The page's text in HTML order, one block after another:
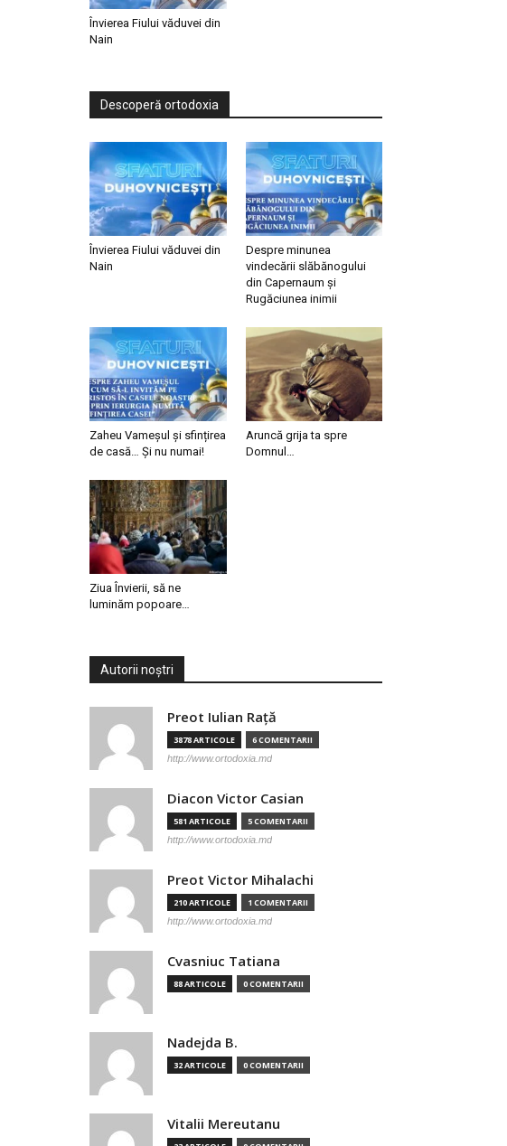
Învierea Fiului văduvei din
Nain
Descoperă ortodoxia
Învierea Fiului văduvei din
Nain
Despre minunea
vindecării slăbănogului
din Capernaum și
Rugăciunea inimii
Zaheu Vameșul și sfințirea
de casă… Și nu numai!
Aruncă grija ta spre
Domnul…
Ziua Învierii, să ne
luminăm popoare…
Autorii noștri
Preot Iulian Raţă
3878 ARTICOLE 6 COMENTARII
http://www.ortodoxia.md
Diacon Victor Casian
581 ARTICOLE 5 COMENTARII
http://www.ortodoxia.md
Preot Victor Mihalachi
210 ARTICOLE 1 COMENTARII
http://www.ortodoxia.md
Cvasniuc Tatiana
88 ARTICOLE 0 COMENTARII
Nadejda B.
32 ARTICOLE 0 COMENTARII
Vitalii Mereutanu